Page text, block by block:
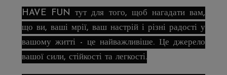
HAVE FUN тут для того, щоб нагадати вам,
що ви, ваші мрії, ваш настрій і різні радості у
вашому житті - це найважливіше. Це джерело
вашої сили, стійкості та легкості.